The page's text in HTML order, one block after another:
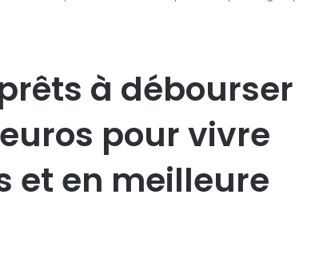
à débourser
pour vivre
et en meilleure